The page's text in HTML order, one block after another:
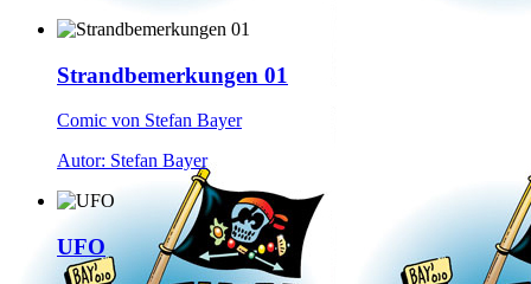
Strandbemerkungen 01
Comic von Stefan Bayer
Autor: Stefan Bayer
UFO